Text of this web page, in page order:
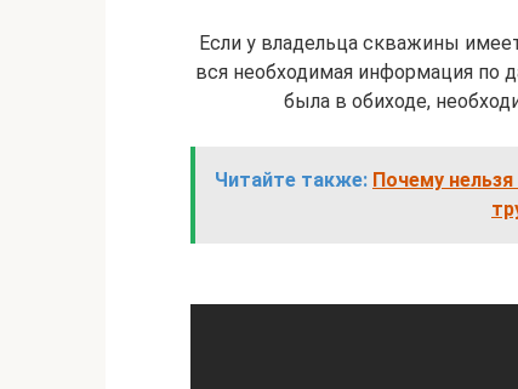
Если у владельца скважины
вся необходимая информация по
была в обиходе,
Читайте также: Почему